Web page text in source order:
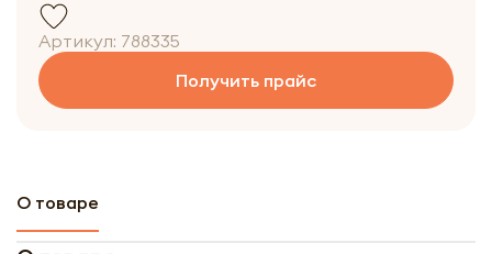
Артикул: 788335
Получить прайс
О товаре